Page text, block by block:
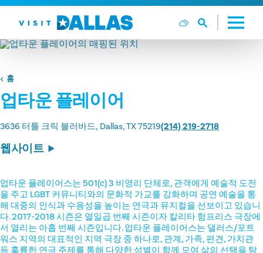
본문으로 건너뛰기
홈
업타운 플레이어
3636 터틀 크릭 블러바드 Dallas, TX 75219(214) 219-2718
웹사이트
업타운 플레이어스는 501(c) 3 비영리 단체로, 관객에게 예술적 도전
을 주고 LGBT 커뮤니티와의 문화적 가교를 강화하며 공연 예술을 통
해 대중의 인식과 수용성을 높이는 연극과 뮤지컬을 선보이고 있습니
다. 2017-2018 시즌은 열일곱 번째 시즌이자 칼리타 험프리스 극장에
서 열리는 아홉 번째 시즌입니다. 업타운 플레이어스는 댈러스/포트
워스 지역의 대표적인 지역 극장 중 하나로, 관계, 가족, 편견, 가치관
등 훌륭한 연극 주제를 통해 다양한 성별이 함께 모여 삶의 선택을 탐